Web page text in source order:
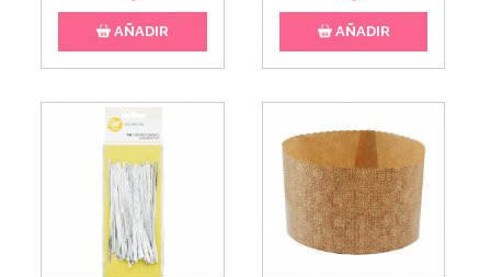
AÑADIR AÑADIR